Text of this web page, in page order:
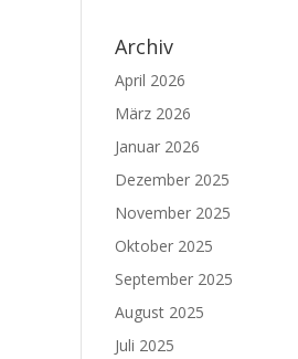
Archiv
April 2026
März 2026
Januar 2026
Dezember 2025
November 2025
Oktober 2025
September 2025
August 2025
Juli 2025